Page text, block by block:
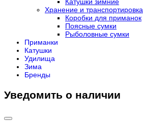
Хранение и транспортировка
Коробки для приманок
Поясные сумки
Рыболовные сумки
Приманки
Катушки
Удилища
Зима
Бренды
Уведомить о наличии